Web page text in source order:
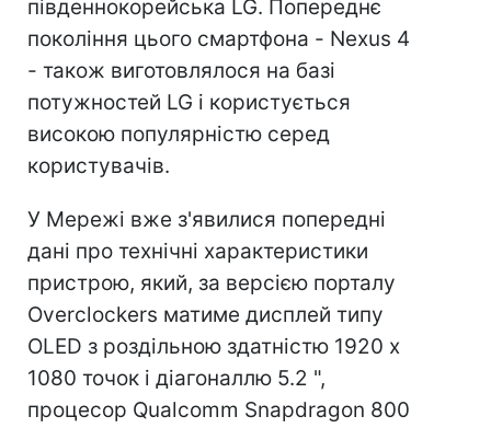
південнокорейська LG. Попереднє
покоління цього смартфона - Nexus 4
- також виготовлялося на базі
потужностей LG і користується
високою популярністю серед
користувачів.
У Мережі вже з'явилися попередні
дані про технічні характеристики
пристрою, який, за версією порталу
Overclockers матиме дисплей типу
OLED з роздільною здатністю 1920 х
1080 точок і діагоналлю 5.2 ",
процесор Qualcomm Snapdragon 800